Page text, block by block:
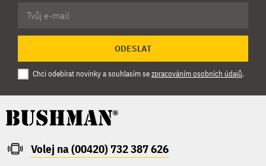
ODESLAT
Chci odebírat novinky a souhlasím sezpracováním osobních údajů.
Volej na (00420) 732 387 626